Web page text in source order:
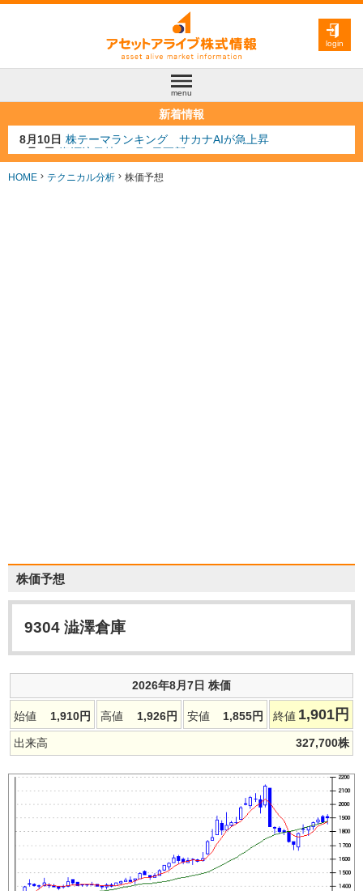
login
menu
新着情報
8月9日 資源注目株 8月9日更新
8月4日 AI注目株 8月4日更新
8月3日 人気業種注目株 8月3日更新
HOME テクニカル分析 株価予想
株価予想
9304 澁澤倉庫
2026年8月7日 株価
始値 1,910円 高値 1,926円 安値 1,855円 終値 1,901 円
出来高 327,700株